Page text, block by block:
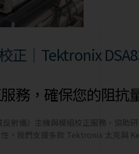
正｜Tektronix
務，確保您的阻抗
射儀）主機與模組校正服務，協助
。我們支援多款 Tektronix 太克與